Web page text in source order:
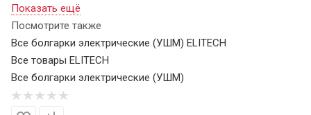
Показать ещё
Посмотрите также
Все болгарки электрические (УШМ) ELITECH
Все товары ELITECH
Все болгарки электрические (УШМ)